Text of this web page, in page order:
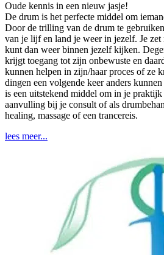
Oude kennis in een nieuw jasje!
De drum is het perfecte middel om
Door de trilling van de drum te
van je lijf en land je weer in jezelf. Je
kunt dan weer binnen jezelf kijken.
krijgt toegang tot zijn onbewuste en
kunnen helpen in zijn/haar proces of ze
dingen een volgende keer anders
is een uitstekend middel om in je
aanvulling bij je consult of als
healing, massage of een trancereis.
lees meer...